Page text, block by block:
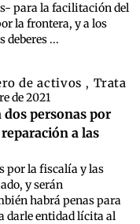
para la facilitación del
la frontera, y a los
...
de activos , Trata
de 2021
personas por
a las
por la fiscalía y las
y serán
habrá penas para
darle entidad lícita al